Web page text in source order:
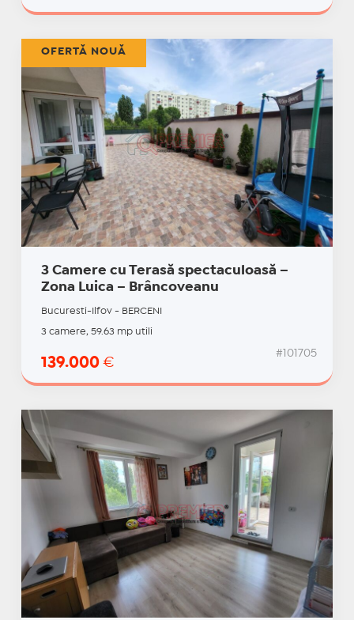
3 Camere cu Terasă spectaculoasă –
Zona Luica – Brâncoveanu
Bucuresti-Ilfov - BERCENI
3 camere, 59.63 mp utili
139.000 €
#101705
OFERTĂ NOUĂ